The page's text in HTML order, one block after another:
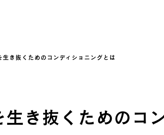
生き抜くためのコンディショニングとは
き抜くためのコ